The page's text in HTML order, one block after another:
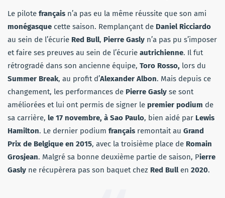
Le pilote français n’a pas eu la même réussite que son ami
monégasque cette saison. Remplançant de Daniel Ricciardo
au sein de l’écurie Red Bull, Pierre Gasly n’a pas pu s’imposer
et faire ses preuves au sein de l’écurie autrichienne. Il fut
rétrogradé dans son ancienne équipe, Toro Rosso, lors du
Summer Break, au profit d’Alexander Albon. Mais depuis ce
changement, les performances de Pierre Gasly se sont
améliorées et lui ont permis de signer le premier podium de
sa carrière, le 17 novembre, à Sao Paulo, bien aidé par Lewis
Hamilton. Le dernier podium français remontait au Grand
Prix de Belgique en 2015, avec la troisième place de Romain
Grosjean. Malgré sa bonne deuxième partie de saison, Pierre
Gasly ne récupèrera pas son baquet chez Red Bull en 2020.